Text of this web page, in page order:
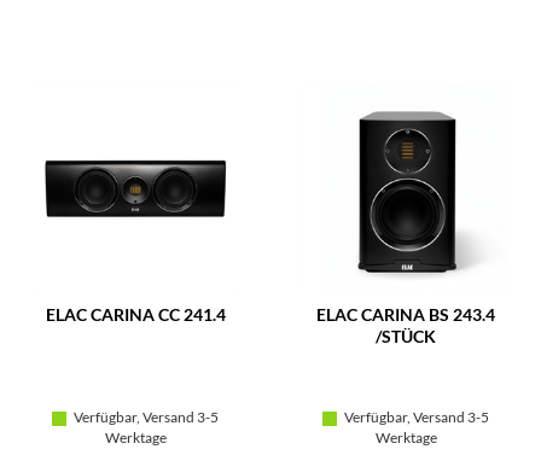
ELAC CARINA CC 241.4
Verfügbar, Versand 3-5
Werktage
ELAC CARINA BS 243.4
/STÜCK
Verfügbar, Versand 3-5
Werktage